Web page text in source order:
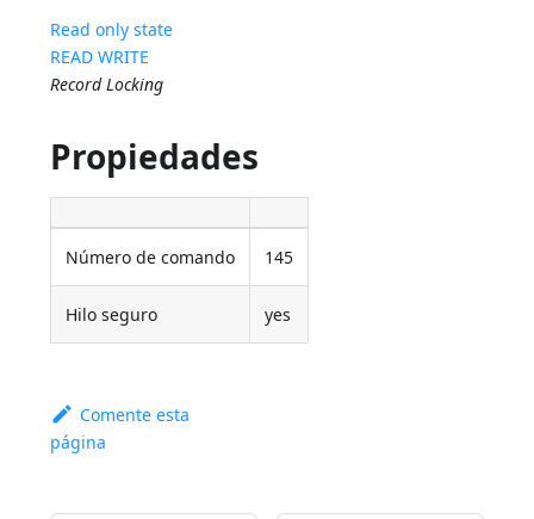
Read only state
READ WRITE
Record Locking
Propiedades
Número de comando 145
Hilo seguro yes
Comente esta
página